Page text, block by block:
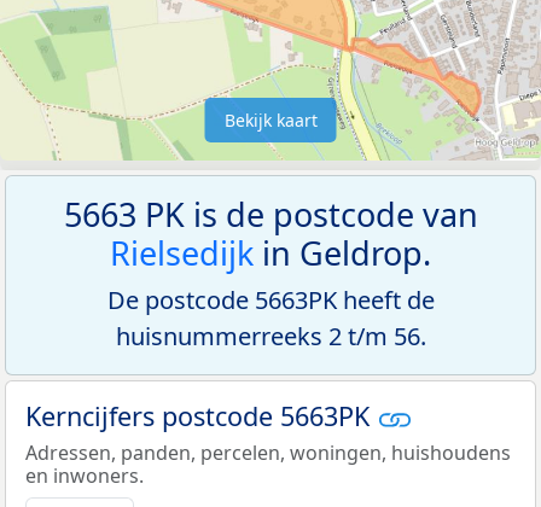
Bekijk kaart
5663 PK is de postcode van
Rielsedijk in Geldrop.
De postcode 5663PK heeft de
huisnummerreeks 2 t/m 56.
Kerncijfers postcode 5663PK
Adressen, panden, percelen, woningen, huishoudens
en inwoners.